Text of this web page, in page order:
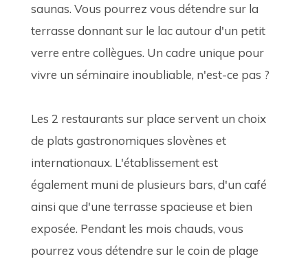
saunas. Vous pourrez vous détendre sur la
terrasse donnant sur le lac autour d'un petit
verre entre collègues. Un cadre unique pour
vivre un séminaire inoubliable, n'est-ce pas ?
Les 2 restaurants sur place servent un choix
de plats gastronomiques slovènes et
internationaux. L'établissement est
également muni de plusieurs bars, d'un café
ainsi que d'une terrasse spacieuse et bien
exposée. Pendant les mois chauds, vous
pourrez vous détendre sur le coin de plage